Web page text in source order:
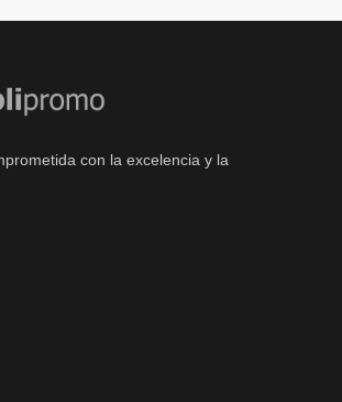
con la excelencia y la